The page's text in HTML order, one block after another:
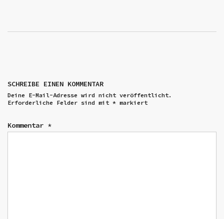
SCHREIBE EINEN KOMMENTAR
Deine E-Mail-Adresse wird nicht veröffentlicht.
Erforderliche Felder sind mit * markiert
Kommentar *